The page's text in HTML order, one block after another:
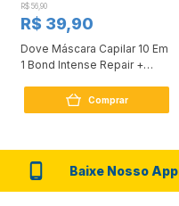
R$ 56,90
R$ 39,90
Dove Máscara Capilar 10 Em
1 Bond Intense Repair +
Comprar
Baixe Nosso App